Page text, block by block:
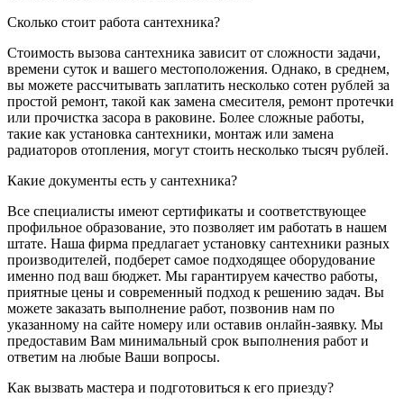
Сколько стоит работа сантехника?
Стоимость вызова сантехника зависит от сложности задачи,
времени суток и вашего местоположения. Однако, в среднем,
вы можете рассчитывать заплатить несколько сотен рублей за
простой ремонт, такой как замена смесителя, ремонт протечки
или прочистка засора в раковине. Более сложные работы,
такие как установка сантехники, монтаж или замена
радиаторов отопления, могут стоить несколько тысяч рублей.
Какие документы есть у сантехника?
Все специалисты имеют сертификаты и соответствующее
профильное образование, это позволяет им работать в нашем
штате. Наша фирма предлагает установку сантехники разных
производителей, подберет самое подходящее оборудование
именно под ваш бюджет. Мы гарантируем качество работы,
приятные цены и современный подход к решению задач. Вы
можете заказать выполнение работ, позвонив нам по
указанному на сайте номеру или оставив онлайн-заявку. Мы
предоставим Вам минимальный срок выполнения работ и
ответим на любые Ваши вопросы.
Как вызвать мастера и подготовиться к его приезду?